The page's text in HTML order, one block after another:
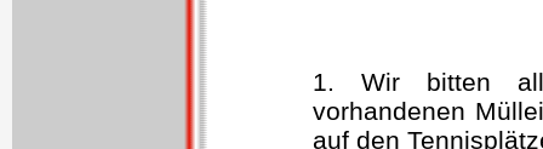
1. Wir bitten
vorhandenen
auf den